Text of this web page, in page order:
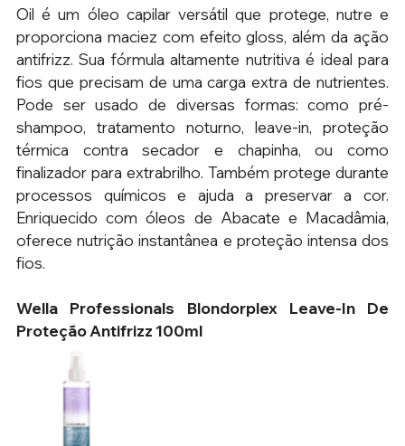
Oil é um óleo capilar versátil que protege, nutre e
proporciona maciez com efeito gloss, além da ação
antifrizz. Sua fórmula altamente nutritiva é ideal para
fios que precisam de uma carga extra de nutrientes.
Pode ser usado de diversas formas: como pré-
shampoo, tratamento noturno, leave-in, proteção
térmica contra secador e chapinha, ou como
finalizador para extrabrilho. Também protege durante
processos químicos e ajuda a preservar a cor.
Enriquecido com óleos de Abacate e Macadâmia,
oferece nutrição instantânea e proteção intensa dos
fios.
Wella Professionals Blondorplex Leave-In De
Proteção Antifrizz 100ml